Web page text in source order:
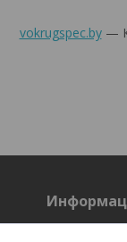
vokrugspec.by—